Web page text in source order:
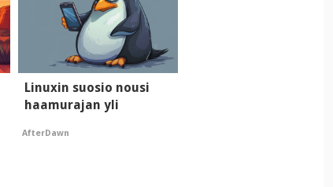
Linuxin suosio nousi
haamurajan yli
AfterDawn